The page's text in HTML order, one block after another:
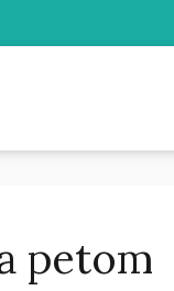
petom